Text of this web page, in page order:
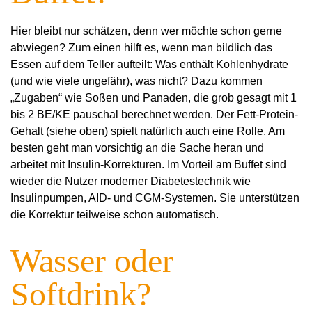
Hier bleibt nur schätzen, denn wer möchte schon gerne
abwiegen? Zum einen hilft es, wenn man bildlich das
Essen auf dem Teller aufteilt: Was enthält Kohlenhydrate
(und wie viele ungefähr), was nicht? Dazu kommen
„Zugaben“ wie Soßen und Panaden, die grob gesagt mit 1
bis 2 BE/KE pauschal berechnet werden. Der Fett-Protein-
Gehalt (siehe oben) spielt natürlich auch eine Rolle. Am
besten geht man vorsichtig an die Sache heran und
arbeitet mit Insulin-Korrekturen. Im Vorteil am Buffet sind
wieder die Nutzer moderner Diabetestechnik wie
Insulinpumpen, AID- und CGM-Systemen. Sie unterstützen
die Korrektur teilweise schon automatisch.
Wasser oder
Softdrink?